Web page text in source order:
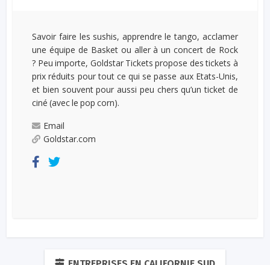
Savoir faire les sushis, apprendre le tango, acclamer
une équipe de Basket ou aller à un concert de Rock
? Peu importe, Goldstar Tickets propose des tickets à
prix réduits pour tout ce qui se passe aux Etats-Unis,
et bien souvent pour aussi peu chers qu’un ticket de
ciné (avec le pop corn).
Email
Goldstar.com